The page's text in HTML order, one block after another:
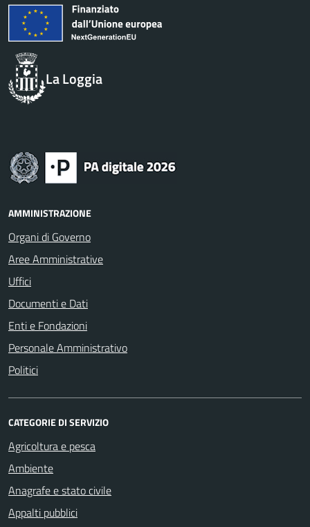
La Loggia
AMMINISTRAZIONE
Organi di Governo
Aree Amministrative
Uffici
Documenti e Dati
Enti e Fondazioni
Personale Amministrativo
Politici
CATEGORIE DI SERVIZIO
Agricoltura e pesca
Ambiente
Anagrafe e stato civile
Appalti pubblici